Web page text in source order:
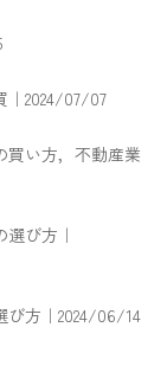
｜2024/07/07
買い方，不動産業
び方｜
び方｜2024/06/14